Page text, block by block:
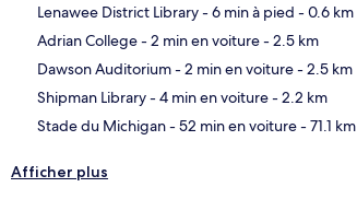
Lenawee District Library- 6 min à pied - 0.6 km
Adrian College- 2 min en voiture- 2.5 km
Dawson Auditorium- 2 min en voiture- 2.5 km
Shipman Library- 4 min en voiture- 2.2 km
Stade du Michigan- 52 min en voiture- 71.1 km
Afficher plus